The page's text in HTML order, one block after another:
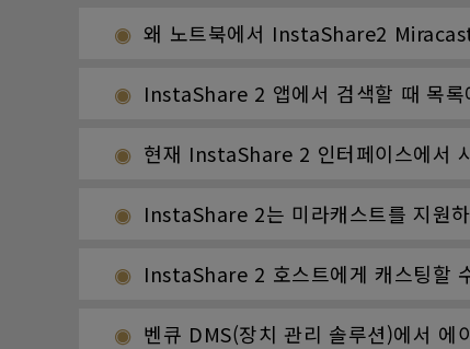
왜 노트북에서 InstaShare2
InstaShare 2 앱에서 검색할 때 목
현재 InstaShare 2 인터페이스에서
InstaShare 2는 미라캐스트를 지원
InstaShare 2 호스트에게 캐스팅할
벤큐 DMS(장치 관리 솔루션)에서 에